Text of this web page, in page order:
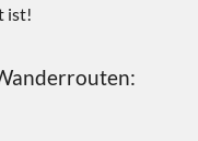
ist!